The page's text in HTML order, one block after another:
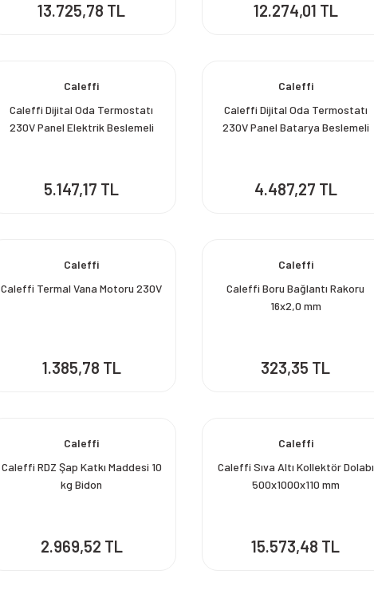
13.725,78 TL 12.274,01 TL
Caleffi
Caleffi Dijital Oda Termostatı
230V Panel Elektrik Beslemeli
5.147,17 TL
Caleffi
Caleffi Dijital Oda Termostatı
230V Panel Batarya Beslemeli
4.487,27 TL
Caleffi
Caleffi Termal Vana Motoru 230V
1.385,78 TL
Caleffi
Caleffi Boru Bağlantı Rakoru
16x2,0 mm
323,35 TL
Caleffi
Caleffi RDZ Şap Katkı Maddesi 10
kg Bidon
2.969,52 TL
Caleffi
Caleffi Sıva Altı Kollektör Dolabı
500x1000x110 mm
15.573,48 TL